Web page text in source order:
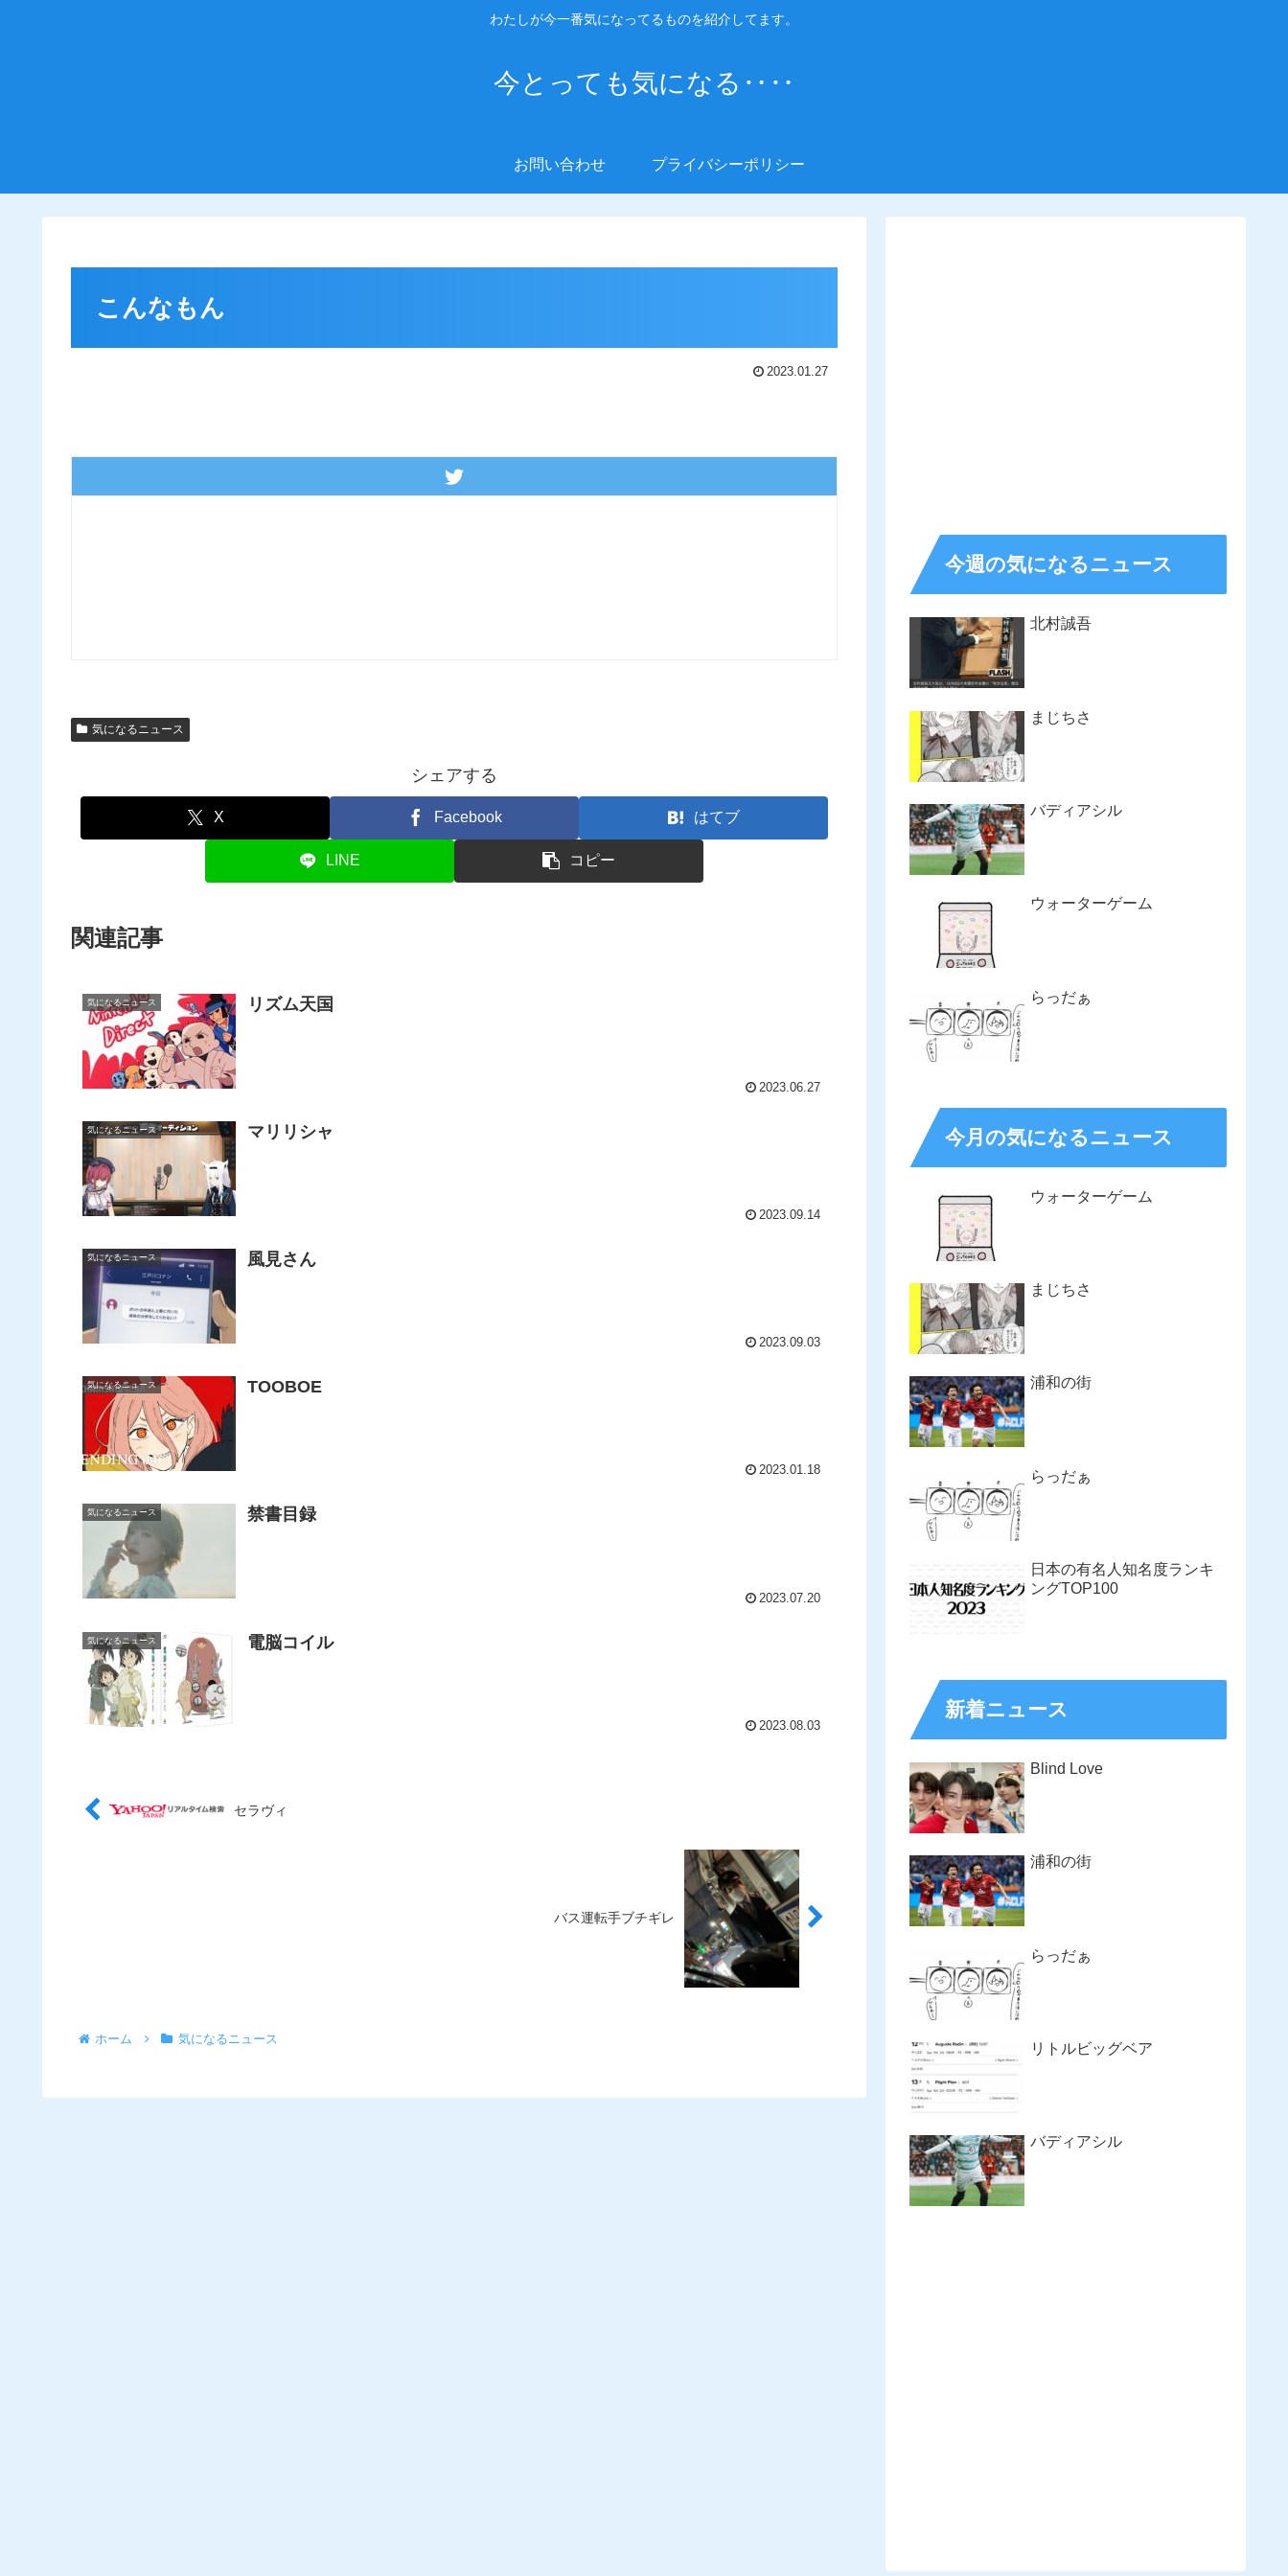
わたしが今一番気になってるものを紹介してます。
今とっても気になる‥‥
お問い合わせ プライバシーポリシー
こんなもん
2023.01.27
気になるニュース
シェアする
X Facebook はてブ
LINE コピー
関連記事
気になるニュース リズム天国
2023.06.27
気になるニュース マリリシャ
2023.09.14
気になるニュース 風見さん
2023.09.03
気になるニュース TOOBOE
2023.01.18
気になるニュース 禁書目録
2023.07.20
気になるニュース 電脳コイル
2023.08.03
セラヴィ
バス運転手ブチギレ
ホーム 気になるニュース
今週の気になるニュース
北村誠吾
まじちさ
バディアシル
ウォーターゲーム
らっだぁ
今月の気になるニュース
ウォーターゲーム
まじちさ
浦和の街
らっだぁ
日本の有名人知名度ランキ
ングTOP100
新着ニュース
Blind Love
浦和の街
らっだぁ
リトルビッグベア
バディアシル